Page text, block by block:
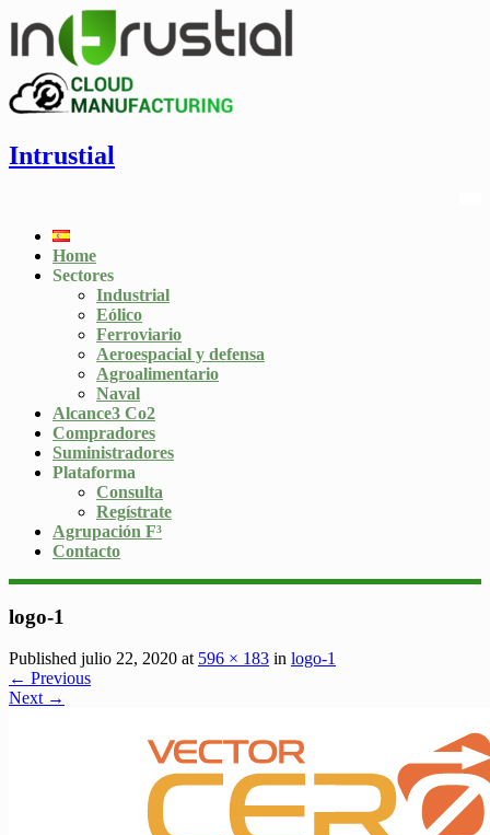
Intrustial
Home
Sectores
Industrial
Eólico
Ferroviario
Aeroespacial y defensa
Agroalimentario
Naval
Alcance3 Co2
Compradores
Suministradores
Plataforma
Consulta
Regístrate
Agrupación F³
Contacto
logo-1
Published julio 22, 2020 at 596 × 183 in logo-1
← Previous
Next →